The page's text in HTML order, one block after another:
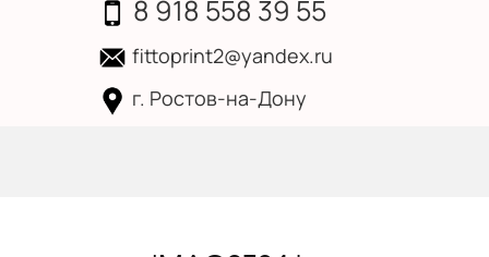
8 918 558 39 55
fittoprint2@yandex.ru
г. Ростов-на-Дону